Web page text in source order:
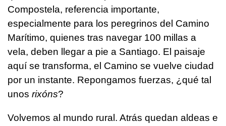
Compostela, referencia importante,
especialmente para los peregrinos del Camino
Marítimo, quienes tras navegar 100 millas a
vela, deben llegar a pie a Santiago. El paisaje
aquí se transforma, el Camino se vuelve ciudad
por un instante. Repongamos fuerzas, ¿qué tal
unos rixóns?
Volvemos al mundo rural. Atrás quedan aldeas e